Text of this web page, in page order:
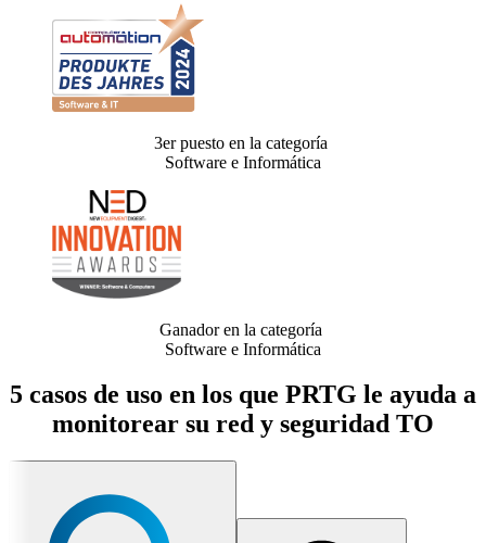
3er puesto en la categoría
Software e Informática
Ganador en la categoría
Software e Informática
5 casos de uso en los que PRTG le ayuda a
monitorear su red y seguridad TO